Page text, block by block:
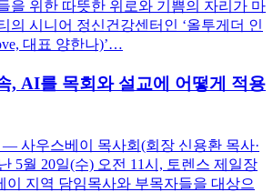
을 위한 따뜻한 위로와 기쁨의 자리가 마
의 시니어 정신건강센터인 ‘올투게더 인
대표 양한나)’…
, AI를 목회와 설교에 어떻게 적용
사우스베이 목사회(회장 신용환 목사·
5월 20일(수) 오전 11시, 토렌스 제일장
이 지역 담임목사와 부목자들을 대상으